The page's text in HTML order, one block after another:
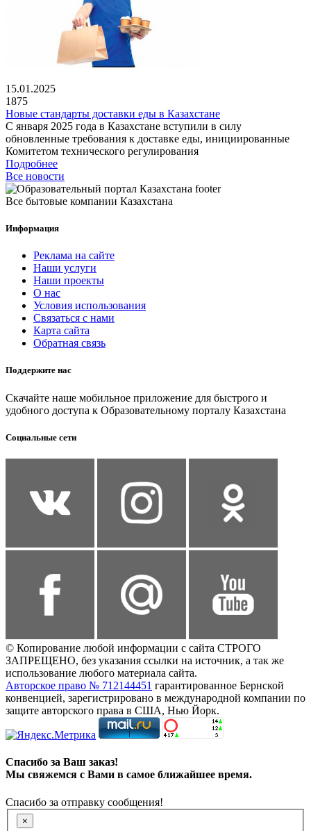
15.01.2025
1875
Новые стандарты доставки еды в Казахстане
С января 2025 года в Казахстане вступили в силу
обновленные требования к доставке еды, инициированные
Комитетом технического регулирования
Подробнее
Все новости
Все бытовые компании Казахстана
Информация
Реклама на сайте
Наши услуги
Наши проекты
О нас
Условия использования
Связаться с нами
Карта сайта
Обратная связь
Поддержите нас
Скачайте наше мобильное приложение для быстрого и
удобного доступа к Образовательному порталу Казахстана
Социальные сети
© Копирование любой информации с сайта СТРОГО
ЗАПРЕЩЕНО, без указания ссылки на источник, а так же
использование любого материала сайта.
Авторское право № 712144451 гарантированное Бернской
конвенцией, зарегистрировано в международной компании по
защите авторского права в США, Нью Йорк.
Спасибо за Ваш заказ!
Мы свяжемся с Вами в самое ближайшее время.
Спасибо за отправку сообщения!
×